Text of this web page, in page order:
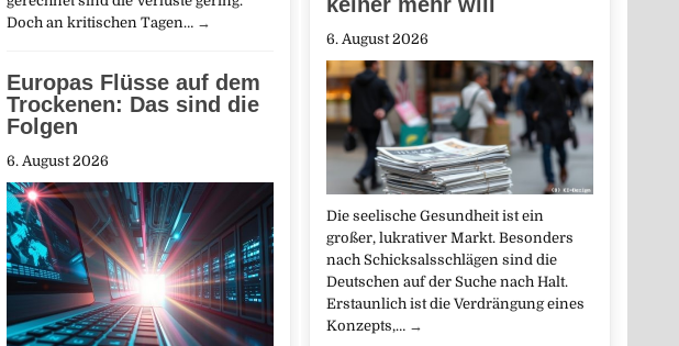
6. August 2026
Die seelische Gesundheit ist ein
großer, lukrativer Markt. Besonders
nach Schicksalsschlägen sind die
Deutschen auf der Suche nach Halt.
Erstaunlich ist die Verdrängung eines
Konzepts,… →
Doch an kritischen Tagen… →
Europas Flüsse auf dem
Trockenen: Das sind die
Folgen
6. August 2026